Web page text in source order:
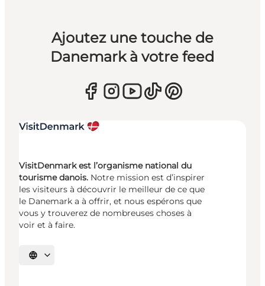
Ajoutez une touche de
Danemark à votre feed
VisitDenmark est l’organisme national du
tourisme danois. Notre mission est d’inspirer
les visiteurs à découvrir le meilleur de ce que
le Danemark a à offrir, et nous espérons que
vous y trouverez de nombreuses choses à
voir et à faire.
Choisissez la langue